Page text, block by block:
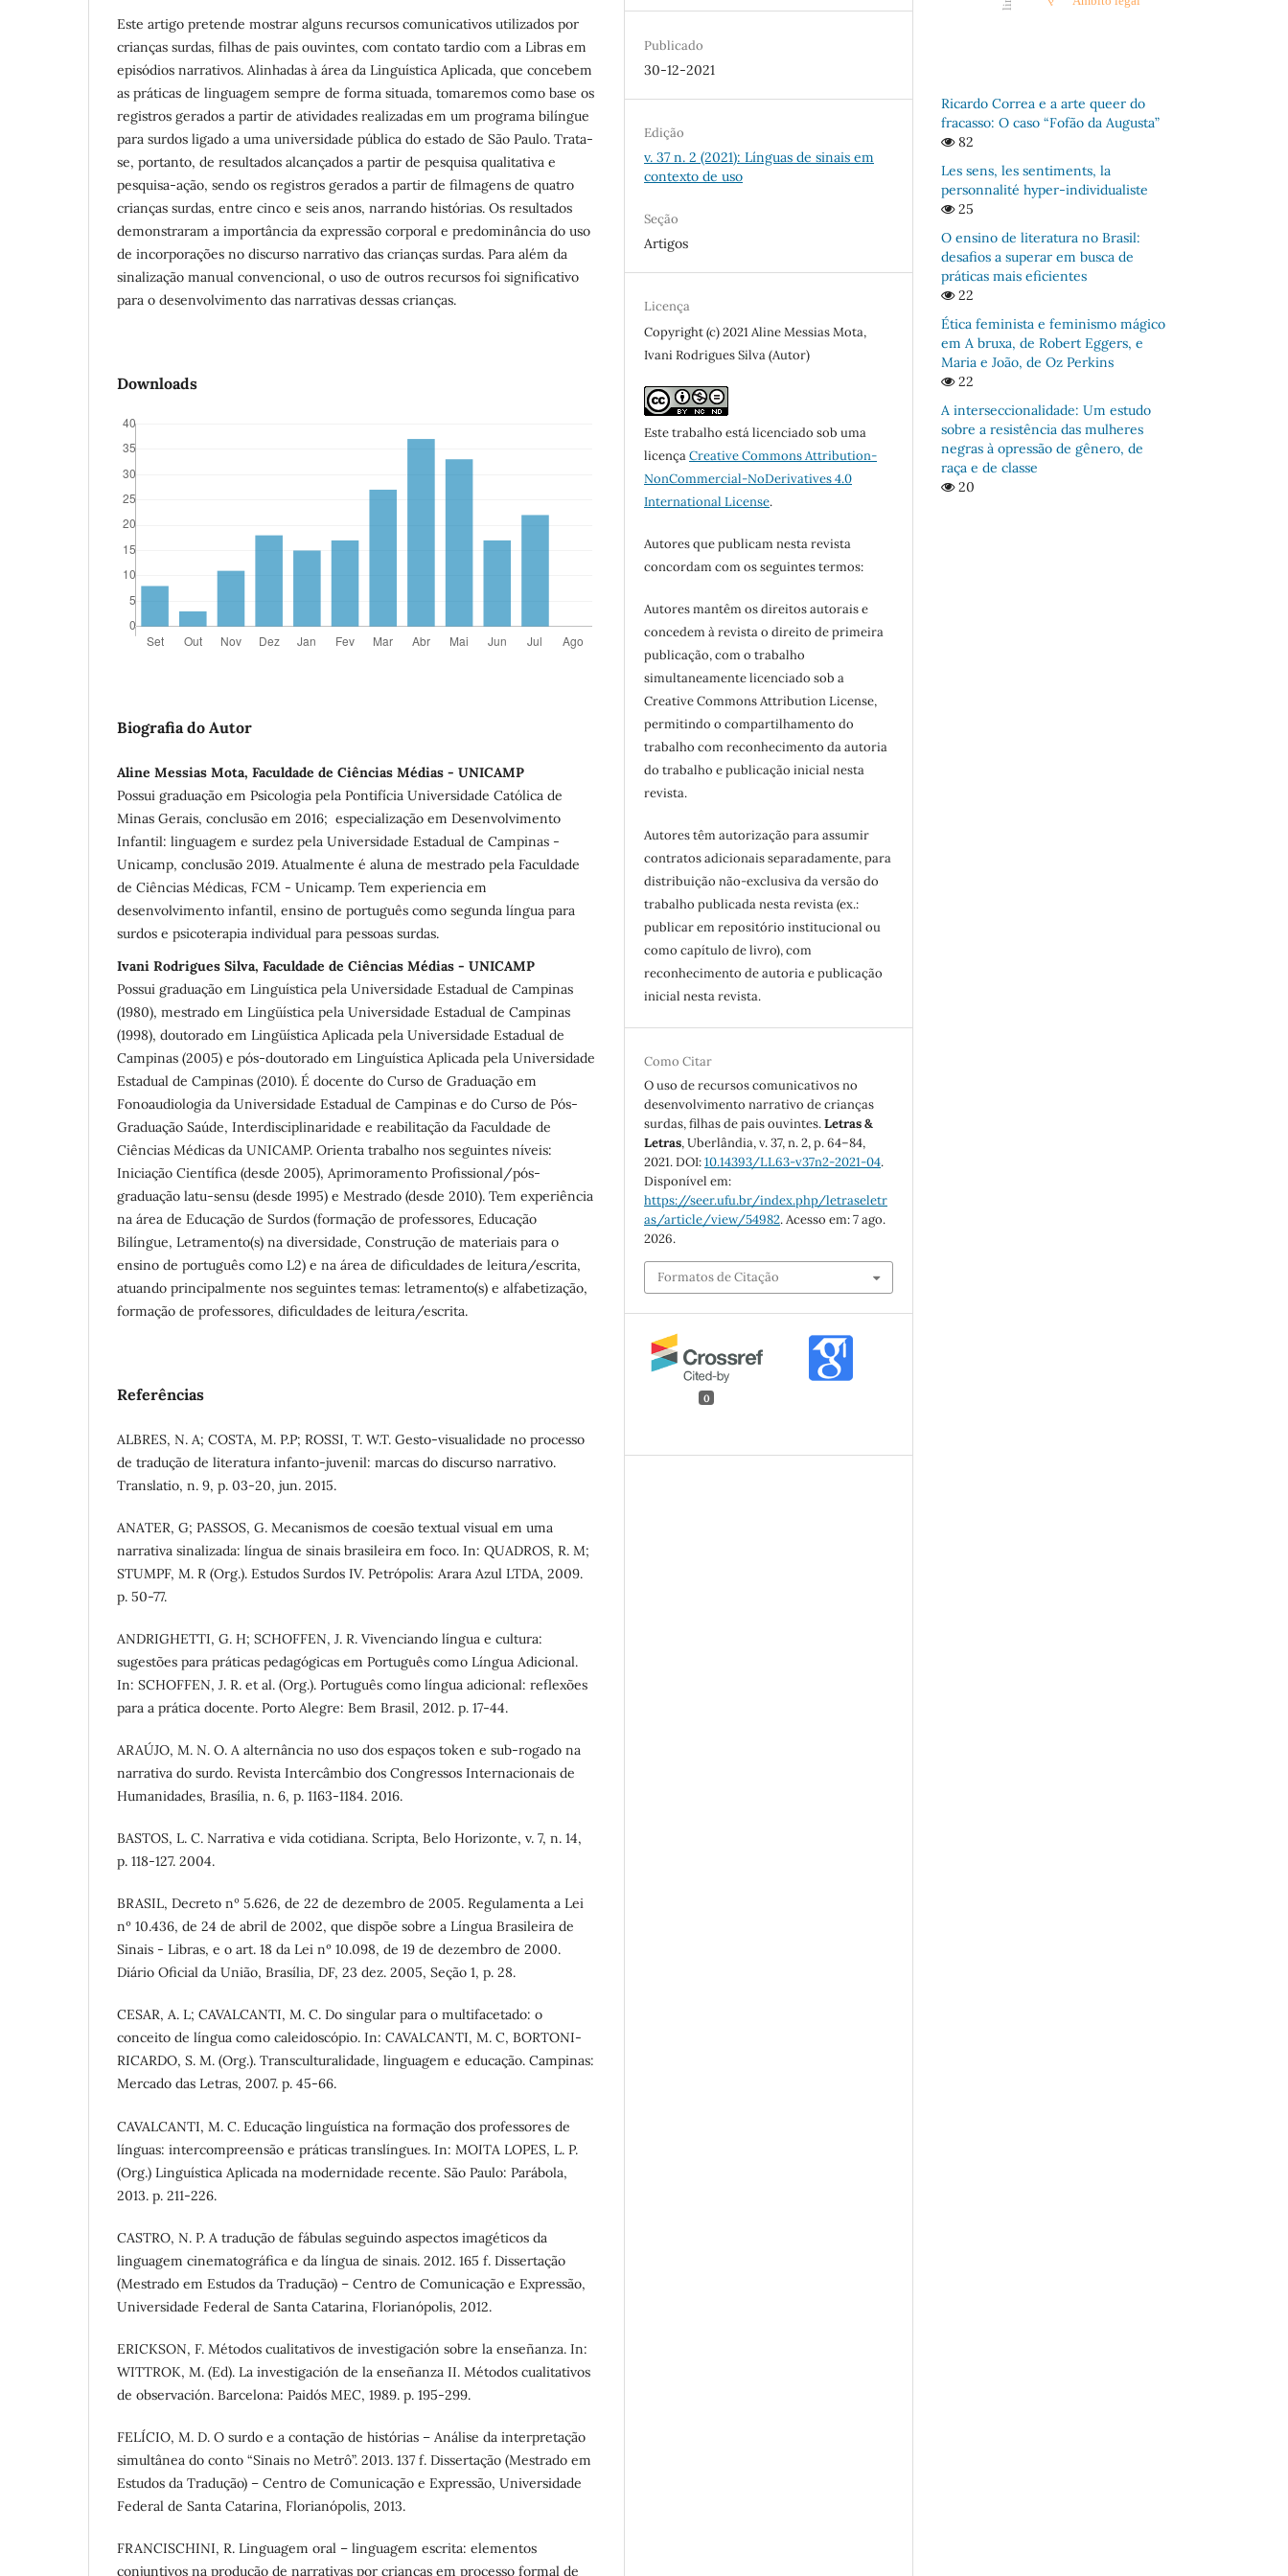
Este artigo pretende mostrar alguns recursos comunicativos utilizados por
crianças surdas, filhas de pais ouvintes, com contato tardio com a Libras em
episódios narrativos. Alinhadas à área da Linguística Aplicada, que concebem
as práticas de linguagem sempre de forma situada, tomaremos como base os
registros gerados a partir de atividades realizadas em um programa bilíngue
para surdos ligado a uma universidade pública do estado de São Paulo. Trata-
se, portanto, de resultados alcançados a partir de pesquisa qualitativa e
pesquisa-ação, sendo os registros gerados a partir de filmagens de quatro
crianças surdas, entre cinco e seis anos, narrando histórias. Os resultados
demonstraram a importância da expressão corporal e predominância do uso
de incorporações no discurso narrativo das crianças surdas. Para além da
sinalização manual convencional, o uso de outros recursos foi significativo
para o desenvolvimento das narrativas dessas crianças.
Downloads
Biografia do Autor
Aline Messias Mota, Faculdade de Ciências Médias - UNICAMP
Possui graduação em Psicologia pela Pontifícia Universidade Católica de
Minas Gerais, conclusão em 2016; especialização em Desenvolvimento
Infantil: linguagem e surdez pela Universidade Estadual de Campinas -
Unicamp, conclusão 2019. Atualmente é aluna de mestrado pela Faculdade
de Ciências Médicas, FCM - Unicamp. Tem experiencia em
desenvolvimento infantil, ensino de português como segunda língua para
surdos e psicoterapia individual para pessoas surdas.
Ivani Rodrigues Silva, Faculdade de Ciências Médias - UNICAMP
Possui graduação em Linguística pela Universidade Estadual de Campinas
(1980), mestrado em Lingüística pela Universidade Estadual de Campinas
(1998), doutorado em Lingüística Aplicada pela Universidade Estadual de
Campinas (2005) e pós-doutorado em Linguística Aplicada pela Universidade
Estadual de Campinas (2010). É docente do Curso de Graduação em
Fonoaudiologia da Universidade Estadual de Campinas e do Curso de Pós-
Graduação Saúde, Interdisciplinaridade e reabilitação da Faculdade de
Ciências Médicas da UNICAMP. Orienta trabalho nos seguintes níveis:
Iniciação Científica (desde 2005), Aprimoramento Profissional/pós-
graduação latu-sensu (desde 1995) e Mestrado (desde 2010). Tem experiência
na área de Educação de Surdos (formação de professores, Educação
Bilíngue, Letramento(s) na diversidade, Construção de materiais para o
ensino de português como L2) e na área de dificuldades de leitura/escrita,
atuando principalmente nos seguintes temas: letramento(s) e alfabetização,
formação de professores, dificuldades de leitura/escrita.
Referências
ALBRES, N. A; COSTA, M. P.P; ROSSI, T. W.T. Gesto-visualidade no processo
de tradução de literatura infanto-juvenil: marcas do discurso narrativo.
Translatio, n. 9, p. 03-20, jun. 2015.
ANATER, G; PASSOS, G. Mecanismos de coesão textual visual em uma
narrativa sinalizada: língua de sinais brasileira em foco. In: QUADROS, R. M;
STUMPF, M. R (Org.). Estudos Surdos IV. Petrópolis: Arara Azul LTDA, 2009.
p. 50-77.
ANDRIGHETTI, G. H; SCHOFFEN, J. R. Vivenciando língua e cultura:
sugestões para práticas pedagógicas em Português como Língua Adicional.
In: SCHOFFEN, J. R. et al. (Org.). Português como língua adicional: reflexões
para a prática docente. Porto Alegre: Bem Brasil, 2012. p. 17-44.
ARAÚJO, M. N. O. A alternância no uso dos espaços token e sub-rogado na
narrativa do surdo. Revista Intercâmbio dos Congressos Internacionais de
Humanidades, Brasília, n. 6, p. 1163-1184. 2016.
BASTOS, L. C. Narrativa e vida cotidiana. Scripta, Belo Horizonte, v. 7, n. 14,
p. 118-127. 2004.
BRASIL, Decreto nº 5.626, de 22 de dezembro de 2005. Regulamenta a Lei
nº 10.436, de 24 de abril de 2002, que dispõe sobre a Língua Brasileira de
Sinais - Libras, e o art. 18 da Lei nº 10.098, de 19 de dezembro de 2000.
Diário Oficial da União, Brasília, DF, 23 dez. 2005, Seção 1, p. 28.
CESAR, A. L; CAVALCANTI, M. C. Do singular para o multifacetado: o
conceito de língua como caleidoscópio. In: CAVALCANTI, M. C, BORTONI-
RICARDO, S. M. (Org.). Transculturalidade, linguagem e educação. Campinas:
Mercado das Letras, 2007. p. 45-66.
CAVALCANTI, M. C. Educação linguística na formação dos professores de
línguas: intercompreensão e práticas translíngues. In: MOITA LOPES, L. P.
(Org.) Linguística Aplicada na modernidade recente. São Paulo: Parábola,
2013. p. 211-226.
CASTRO, N. P. A tradução de fábulas seguindo aspectos imagéticos da
linguagem cinematográfica e da língua de sinais. 2012. 165 f. Dissertação
(Mestrado em Estudos da Tradução) – Centro de Comunicação e Expressão,
Universidade Federal de Santa Catarina, Florianópolis, 2012.
ERICKSON, F. Métodos cualitativos de investigación sobre la enseñanza. In:
WITTROK, M. (Ed). La investigación de la enseñanza II. Métodos cualitativos
de observación. Barcelona: Paidós MEC, 1989. p. 195-299.
FELÍCIO, M. D. O surdo e a contação de histórias – Análise da interpretação
simultânea do conto “Sinais no Metrô”. 2013. 137 f. Dissertação (Mestrado em
Estudos da Tradução) – Centro de Comunicação e Expressão, Universidade
Federal de Santa Catarina, Florianópolis, 2013.
FRANCISCHINI, R. Linguagem oral – linguagem escrita: elementos
conjuntivos na produção de narrativas por crianças em processo formal de
Publicado
30-12-2021
Edição
v. 37 n. 2 (2021): Línguas de sinais em
contexto de uso
Seção
Artigos
Licença
Copyright (c) 2021 Aline Messias Mota,
Ivani Rodrigues Silva (Autor)
Este trabalho está licenciado sob uma
licençaCreative Commons Attribution-
NonCommercial-NoDerivatives 4.0
International License.
Autores que publicam nesta revista
concordam com os seguintes termos:
Autores mantêm os direitos autorais e
concedem à revista o direito de primeira
publicação, com o trabalho
simultaneamente licenciado sob a
Creative Commons Attribution License,
permitindo o compartilhamento do
trabalho com reconhecimento da autoria
do trabalho e publicação inicial nesta
revista.
Autores têm autorização para assumir
contratos adicionais separadamente, para
distribuição não-exclusiva da versão do
trabalho publicada nesta revista (ex.:
publicar em repositório institucional ou
como capítulo de livro), com
reconhecimento de autoria e publicação
inicial nesta revista.
Como Citar
O uso de recursos comunicativos no
desenvolvimento narrativo de crianças
surdas, filhas de pais ouvintes.Letras &
Letras, Uberlândia, v. 37, n. 2, p. 64–84,
2021. DOI:10.14393/LL63-v37n2-2021-04.
Disponível em:
https://seer.ufu.br/index.php/letraseletr
as/article/view/54982. Acesso em: 7 ago.
2026.
Formatos de Citação
0
Ricardo Correa e a arte queer do
fracasso: O caso “Fofão da Augusta”
82
Les sens, les sentiments, la
personnalité hyper-individualiste
25
O ensino de literatura no Brasil:
desafios a superar em busca de
práticas mais eficientes
22
Ética feminista e feminismo mágico
em A bruxa, de Robert Eggers, e
Maria e João, de Oz Perkins
22
A interseccionalidade: Um estudo
sobre a resistência das mulheres
negras à opressão de gênero, de
raça e de classe
20